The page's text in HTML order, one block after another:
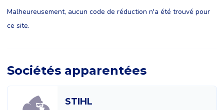
Malheureusement, aucun code de réduction n'a été trouvé pour
ce site.
Sociétés apparentées
STIHL